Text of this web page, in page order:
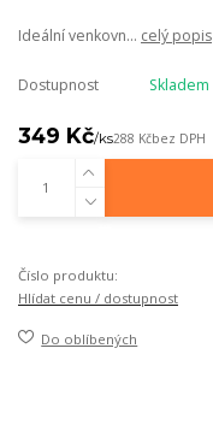
Ideální venkovn... celý popis
Dostupnost Skladem
349 Kč/ks288 Kčbez DPH
Číslo produktu:
Hlídat cenu / dostupnost
Do oblíbených